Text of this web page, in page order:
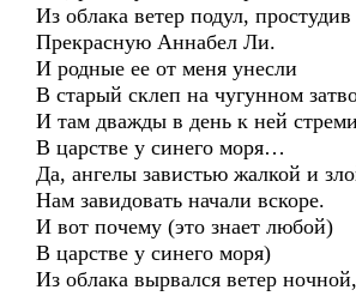
Из облака ветер подул, простудив
Прекрасную Аннабел Ли.
И родные ее от меня унесли
В старый склеп на чугунном
И там дважды в день к ней
В царстве у синего моря…
Да, ангелы завистью жалкой и
Нам завидовать начали вскоре.
И вот почему (это знает любой)
В царстве у синего моря)
Из облака вырвался ветер ночной,